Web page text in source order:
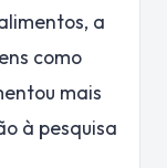
a
como
mais
à pesquisa